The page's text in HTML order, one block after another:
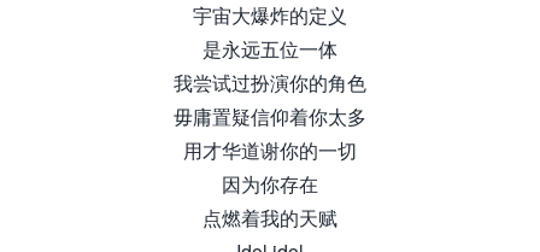
宇宙大爆炸的定义
是永远五位一体
我尝试过扮演你的角色
毋庸置疑信仰着你太多
用才华道谢你的一切
因为你存在
点燃着我的天赋